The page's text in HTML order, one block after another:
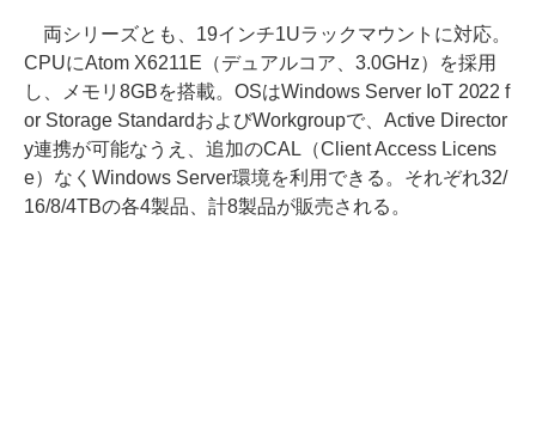
両シリーズとも、19インチ1Uラックマウントに対応。
CPUにAtom X6211E（デュアルコア、3.0GHz）を採用
し、メモリ8GBを搭載。OSはWindows Server IoT 2022 f
or Storage StandardおよびWorkgroupで、Active Director
y連携が可能なうえ、追加のCAL（Client Access Licens
e）なくWindows Server環境を利用できる。それぞれ32/
16/8/4TBの各4製品、計8製品が販売される。